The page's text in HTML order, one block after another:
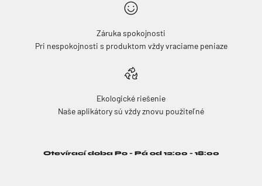
Záruka spokojnosti
Pri nespokojnosti s produktom vždy vraciame peniaze
Ekologické riešenie
Naše aplikátory sú vždy znovu použiteľné
Otevírací doba Po - Pá od 12:00 - 18:00